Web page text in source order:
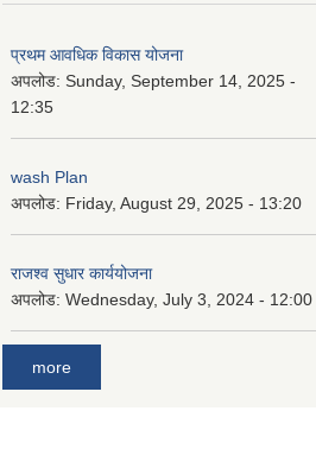
प्रथम आवधिक विकास योजना
अपलोड: Sunday, September 14, 2025 -
12:35
wash Plan
अपलोड: Friday, August 29, 2025 - 13:20
राजश्व सुधार कार्ययोजना
अपलोड: Wednesday, July 3, 2024 - 12:00
more